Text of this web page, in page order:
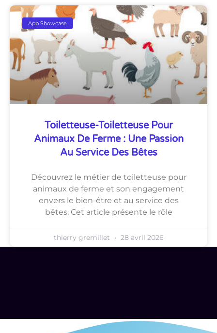
App Showcase
Toiletteuse-Toiletteuse Pour
Animaux De Ferme : Une Passion
Au Service Des Bêtes
Découvrez le métier de toiletteuse pour
animaux de ferme et son engagement
envers le bien-être et au service des
bêtes. Cet article présente le rôle
thierry gremillet 28 avril 2026